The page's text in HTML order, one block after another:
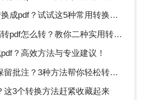
pdf？试试这5种常用转换方法！
怎么转？教你二种实用转换方法！
？高效方法与专业建议！
批注？3种方法帮你轻松转换！
这3个转换方法赶紧收藏起来